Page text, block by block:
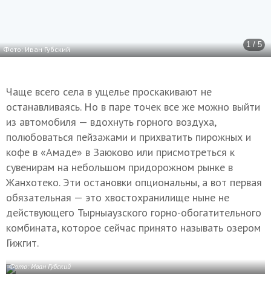
1 / 5
Фото: Иван Губский
Чаще всего села в ущелье проскакивают не
останавливаясь. Но в паре точек все же можно выйти
из автомобиля — вдохнуть горного воздуха,
полюбоваться пейзажами и прихватить пирожных и
кофе в «Амаде» в Заюково или присмотреться к
сувенирам на небольшом придорожном рынке в
Жанхотеко. Эти остановки опциональны, а вот первая
обязательная — это хвостохранилище ныне не
действующего Тырныаузского горно-обогатительного
комбината, которое сейчас принято называть озером
Гижгит.
Фото: Иван Губский